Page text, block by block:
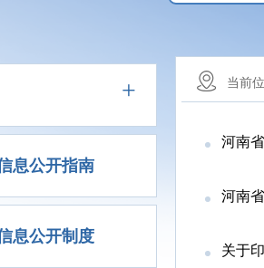
+
息公开指南
息公开制度
当前
河南省
河南省
关于